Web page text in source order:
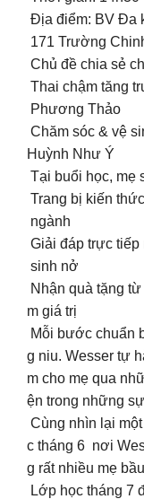
Địa điểm: BV Đa
171 Trường
Chủ đề chia sẻ
Thai chậm tăng
Phương Thảo
Chăm sóc & vệ
Huỳnh Như Ý
Tại buổi học, mẹ
Trang bị kiến
ngành
Giải đáp trực tiếp
sinh nở
Nhận quà tặng
m giá trị
Mỗi bước chuẩn
g niu. Wesser tự
m cho mẹ qua
ện trong những
Cùng nhìn lại
c tháng 6 nơi
g rất nhiều mẹ
Lớp học tháng 7